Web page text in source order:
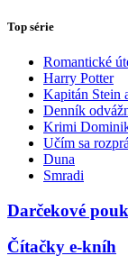
Top série
Romantické
Harry Potter
Kapitán Stein
Denník
Krimi
Učím sa
Duna
Smradi
Darčekové
Čítačky e-kníh